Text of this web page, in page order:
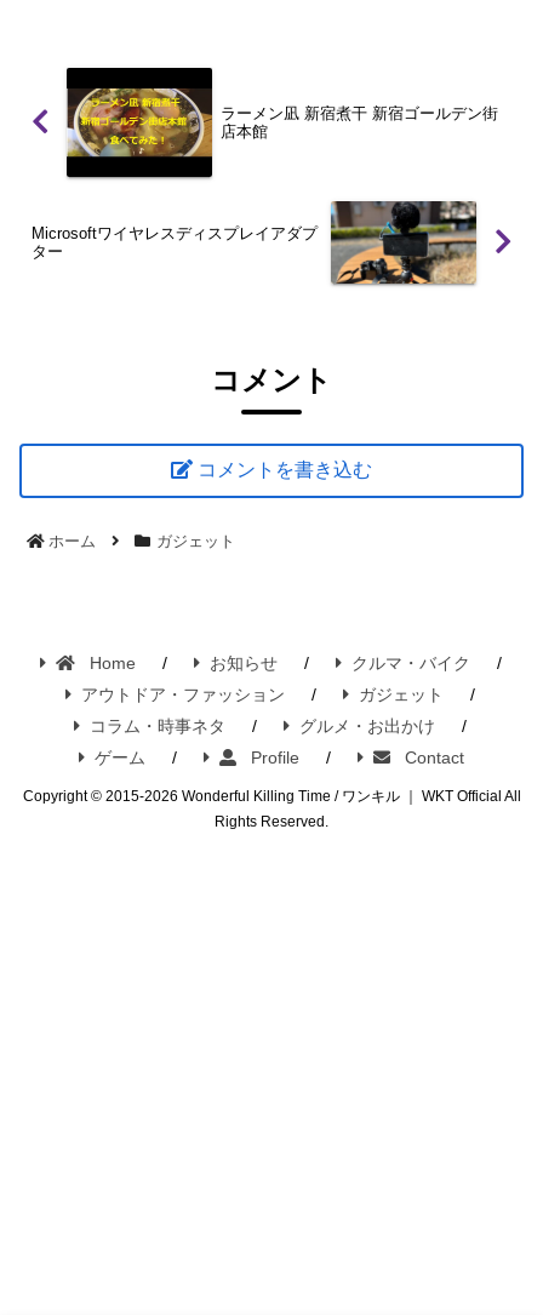
ラーメン凪 新宿煮干 新宿ゴールデン街
店本館
Microsoftワイヤレスディスプレイアダプ
ター
コメント
コメントを書き込む
ホーム ガジェット
Home お知らせ
クルマ・バイク
アウトドア・ファッション
ガジェット
コラム・時事ネタ
グルメ・お出かけ
ゲーム
Profile Contact
Copyright © 2015-2026 Wonderful Killing Time / ワンキル ｜ WKT Official All
Rights Reserved.